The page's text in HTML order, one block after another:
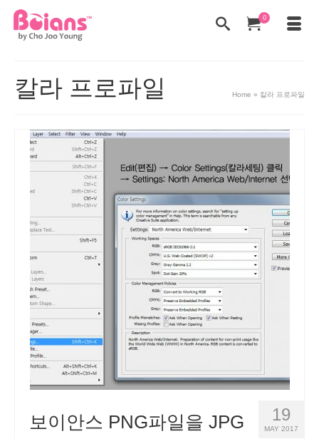
0
칼라 프로파일 Home » 칼라 프로파일
19
MAY 2017
보이안스 PNG파일을 JPG